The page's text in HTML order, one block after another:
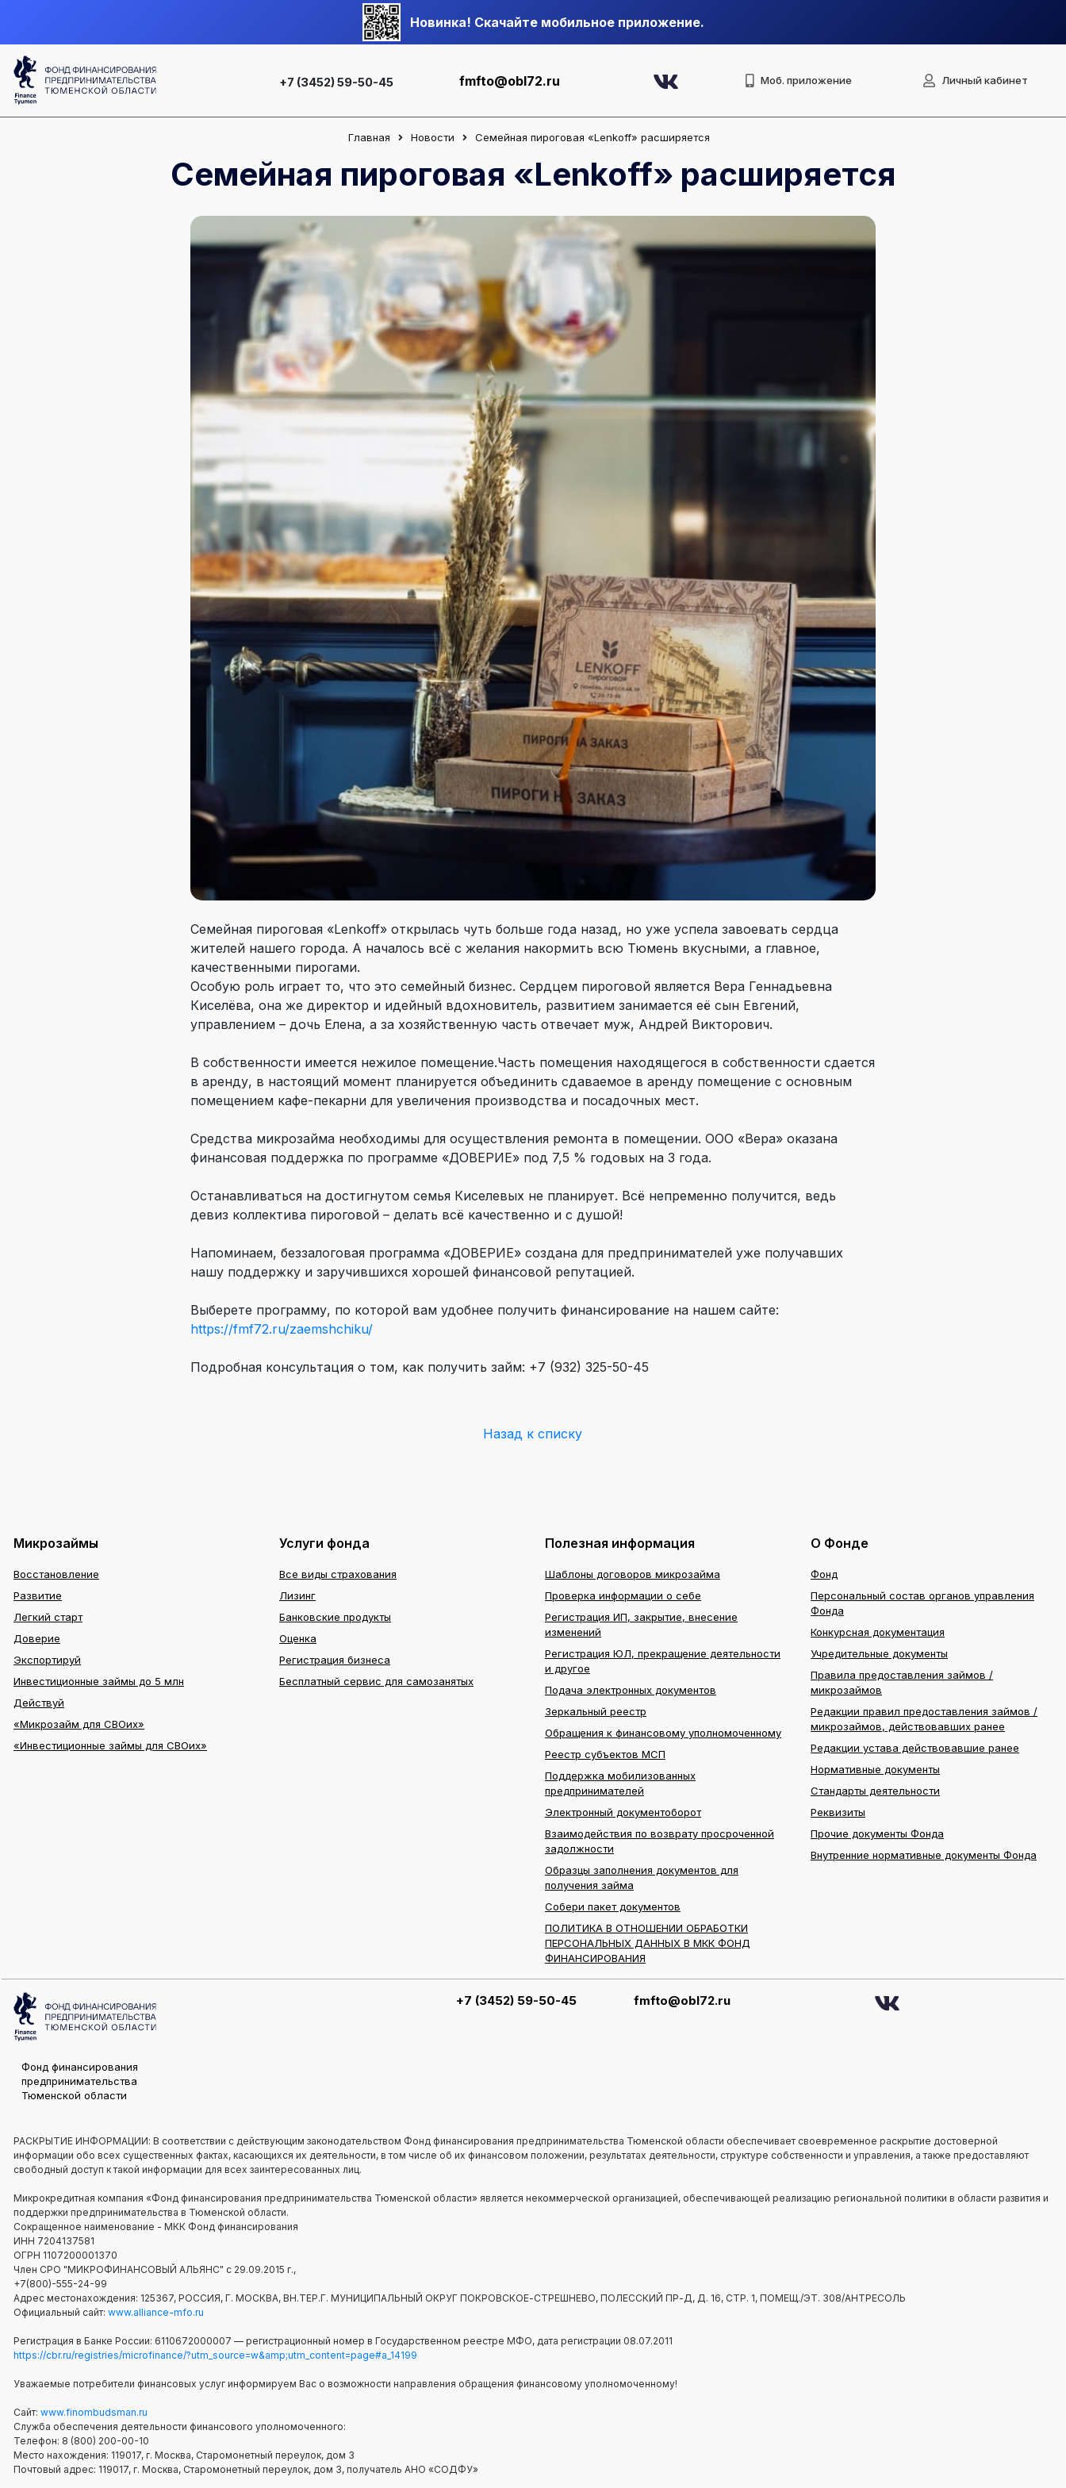
Новинка! Скачайте мобильное приложение.
+7 (3452) 59-50-45 fmfto@obl72.ru Моб. приложение Личный кабинет
Главная Новости Семейная пироговая «Lenkoff» расширяется
Семейная пироговая «Lenkoff» расширяется
Семейная пироговая «Lenkoff» открылась чуть больше года назад, но уже успела завоевать сердца
жителей нашего города. А началось всё с желания накормить всю Тюмень вкусными, а главное,
качественными пирогами.
Особую роль играет то, что это семейный бизнес. Сердцем пироговой является Вера Геннадьевна
Киселёва, она же директор и идейный вдохновитель, развитием занимается её сын Евгений,
управлением – дочь Елена, а за хозяйственную часть отвечает муж, Андрей Викторович.
В собственности имеется нежилое помещение.Часть помещения находящегося в собственности сдается
в аренду, в настоящий момент планируется объединить сдаваемое в аренду помещение с основным
помещением кафе-пекарни для увеличения производства и посадочных мест.
Средства микрозайма необходимы для осуществления ремонта в помещении. ООО «Вера» оказана
финансовая поддержка по программе «ДОВЕРИЕ» под 7,5 % годовых на 3 года.
Останавливаться на достигнутом семья Киселевых не планирует. Всё непременно получится, ведь
девиз коллектива пироговой – делать всё качественно и с душой!
Напоминаем, беззалоговая программа «ДОВЕРИЕ» создана для предпринимателей уже получавших
нашу поддержку и заручившихся хорошей финансовой репутацией.
Выберете программу, по которой вам удобнее получить финансирование на нашем сайте:
https://fmf72.ru/zaemshchiku/
Подробная консультация о том, как получить займ: +7 (932) 325-50-45
Назад к списку
Микрозаймы
Восстановление
Развитие
Легкий старт
Доверие
Экспортируй
Инвестиционные займы до 5 млн
Действуй
«Микрозайм для СВОих»
«Инвестиционные займы для СВОих»
Услуги фонда
Все виды страхования
Лизинг
Банковские продукты
Оценка
Регистрация бизнеса
Бесплатный сервис для самозанятых
Полезная информация
Шаблоны договоров микрозайма
Проверка информации о себе
Регистрация ИП, закрытие, внесение
изменений
Регистрация ЮЛ, прекращение деятельности
и другое
Подача электронных документов
Зеркальный реестр
Обращения к финансовому уполномоченному
Реестр субъектов МСП
Поддержка мобилизованных
предпринимателей
Электронный документоборот
Взаимодействия по возврату просроченной
задолжности
Образцы заполнения документов для
получения займа
Собери пакет документов
ПОЛИТИКА В ОТНОШЕНИИ ОБРАБОТКИ
ПЕРСОНАЛЬНЫХ ДАННЫХ В МКК ФОНД
ФИНАНСИРОВАНИЯ
О Фонде
Фонд
Персональный состав органов управления
Фонда
Конкурсная документация
Учредительные документы
Правила предоставления займов /
микрозаймов
Редакции правил предоставления займов /
микрозаймов, действовавших ранее
Редакции устава действовавшие ранее
Нормативные документы
Стандарты деятельности
Реквизиты
Прочие документы Фонда
Внутренние нормативные документы Фонда
Фонд финансирования
предпринимательства
Тюменской области
+7 (3452) 59-50-45 fmfto@obl72.ru
РАСКРЫТИЕ ИНФОРМАЦИИ: В соответствии с действующим законодательством Фонд финансирования предпринимательства Тюменской области обеспечивает своевременное раскрытие достоверной
информации обо всех существенных фактах, касающихся их деятельности, в том числе об их финансовом положении, результатах деятельности, структуре собственности и управления, а также предоставляют
свободный доступ к такой информации для всех заинтересованных лиц.
Микрокредитная компания «Фонд финансирования предпринимательства Тюменской области» является некоммерческой организацией, обеспечивающей реализацию региональной политики в области развития и
поддержки предпринимательства в Тюменской области.
Сокращенное наименование - МКК Фонд финансирования
ИНН 7204137581
ОГРН 1107200001370
Член СРО "МИКРОФИНАНСОВЫЙ АЛЬЯНС" с 29.09.2015 г.,
+7(800)-555-24-99
Адрес местонахождения: 125367, РОССИЯ, Г. МОСКВА, ВН.ТЕР.Г. МУНИЦИПАЛЬНЫЙ ОКРУГ ПОКРОВСКОЕ-СТРЕШНЕВО, ПОЛЕССКИЙ ПР-Д, Д. 16, СТР. 1, ПОМЕЩ./ЭТ. 308/АНТРЕСОЛЬ
Официальный сайт: www.alliance-mfo.ru
Регистрация в Банке России: 6110672000007 — регистрационный номер в Государственном реестре МФО, дата регистрации 08.07.2011
https://cbr.ru/registries/microfinance/?utm_source=w&amp;utm_content=page#a_14199
Уважаемые потребители финансовых услуг информируем Вас о возможности направления обращения финансовому уполномоченному!
Сайт: www.finombudsman.ru
Служба обеспечения деятельности финансового уполномоченного:
Телефон: 8 (800) 200-00-10
Место нахождения: 119017, г. Москва, Старомонетный переулок, дом 3
Почтовый адрес: 119017, г. Москва, Старомонетный переулок, дом 3, получатель АНО «СОДФУ»